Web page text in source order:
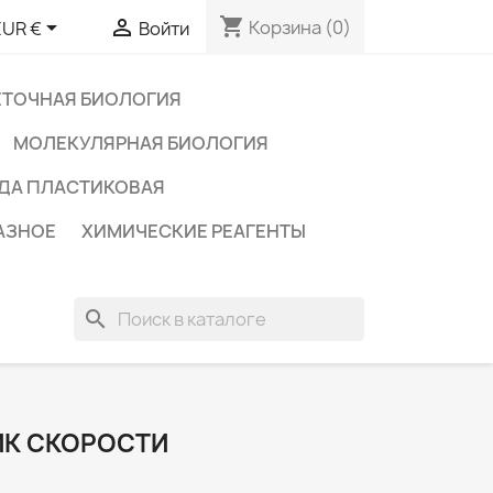
€  Войти shopping_cart Корзина (0)
БИОЛОГИЯ
МОЛЕКУЛЯРНАЯ БИОЛОГИЯ
ПЛАСТИКОВАЯ
ХИМИЧЕСКИЕ РЕАГЕНТЫ
search
СКОРОСТИ